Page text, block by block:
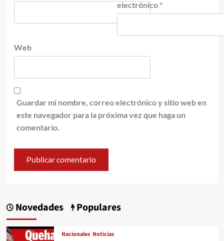
electrónico *
Web
Guardar mi nombre, correo electrónico y sitio web en
este navegador para la próxima vez que haga un
comentario.
Novedades Populares
Nacionales Noticias